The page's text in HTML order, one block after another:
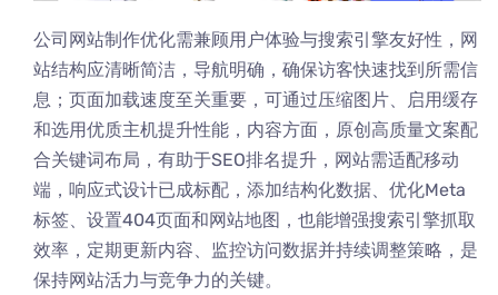
公司网站制作优化需兼顾用户体验与搜索引擎友好性，网
站结构应清晰简洁，导航明确，确保访客快速找到所需信
息；页面加载速度至关重要，可通过压缩图片、启用缓存
和选用优质主机提升性能，内容方面，原创高质量文案配
合关键词布局，有助于SEO排名提升，网站需适配移动
端，响应式设计已成标配，添加结构化数据、优化Meta
标签、设置404页面和网站地图，也能增强搜索引擎抓取
效率，定期更新内容、监控访问数据并持续调整策略，是
保持网站活力与竞争力的关键。